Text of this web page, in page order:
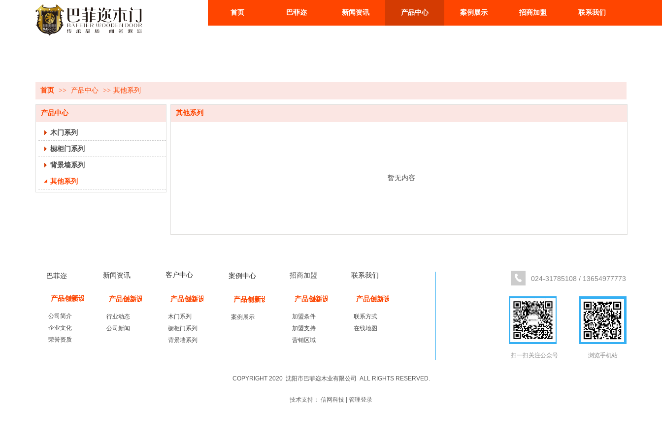
首页 巴菲迩 新闻资讯 产品中心 案例展示 招商加盟 联系我们
首页 >> 产品中心 >> 其他系列
产品中心
木门系列
橱柜门系列
背景墙系列
其他系列
其他系列
暂无内容
产品创新设计
更多
公司简介
企业文化
荣誉资质
产品创新设计
更多
木门系列
橱柜门系列
背景墙系列
产品创新设计
更多
案例展示
产品创新设计
更多
加盟条件
加盟支持
营销区域
产品创新设计
更多
行业动态
公司新闻
产品创新设计
更多
联系方式
在线地图
巴菲迩 客户中心 案例中心 联系我们 024-31785108 / 13654977773
扫一扫关注公众号 浏览手机站
新闻资讯 招商加盟
COPYRIGHT 2020 沈阳市巴菲迩木业有限公司 ALL RIGHTS RESERVED.
技术支持： 信网科技 管理登录